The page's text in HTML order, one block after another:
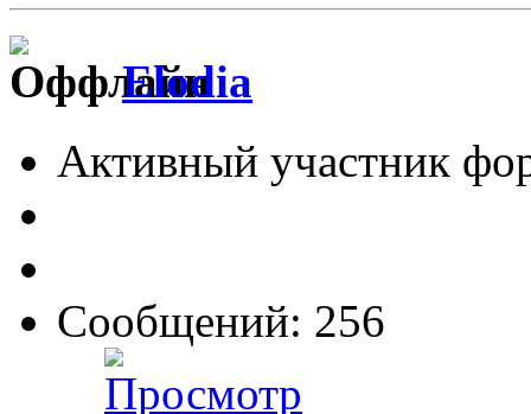
Elodia
Активный участник
Сообщений: 256